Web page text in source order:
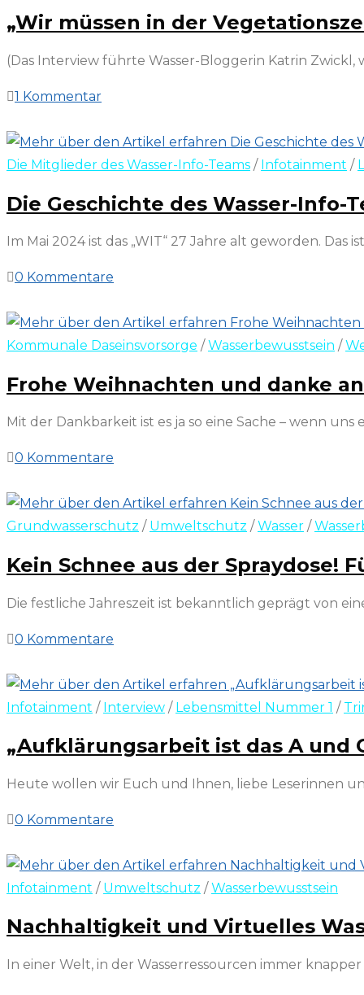
„Wir müssen in der
(Das Interview führte Wasser-Bloggerin Katrin Zwickl,
1 Kommentar
Die Mitglieder des Wasser-Info-Teams / Infotainment /
Die Geschichte des Wasser-Info-
Im Mai 2024 ist das „WIT“ 27 Jahre alt geworden.
0 Kommentare
Kommunale Daseinsvorsorge /Wasserbewusstsein /
Frohe Weihnachten und danke
Mit der Dankbarkeit ist es ja so eine Sache – wenn
0 Kommentare
Grundwasserschutz / Umweltschutz / Wasser /
Kein Schnee aus der Spraydose!
Die festliche Jahreszeit ist bekanntlich geprägt von
0 Kommentare
Infotainment / Interview / Lebensmittel Nummer 1 /
„Aufklärungsarbeit ist das A und
Heute wollen wir Euch und Ihnen, liebe Leserinnen
0 Kommentare
Infotainment / Umweltschutz /Wasserbewusstsein
Nachhaltigkeit und Virtuelles
In einer Welt, in der Wasserressourcen immer